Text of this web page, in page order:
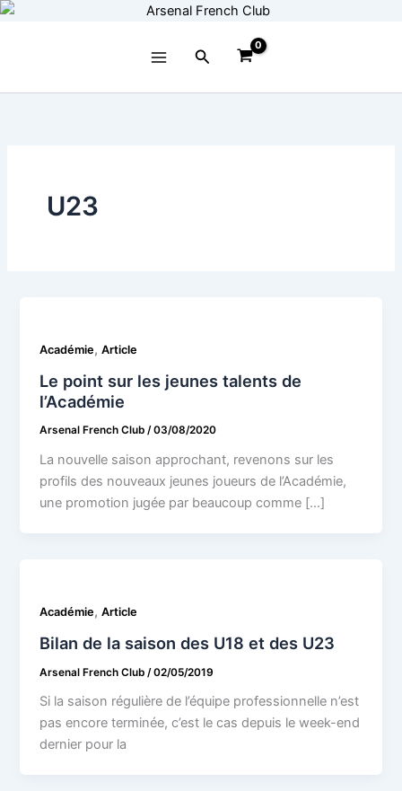
Aller
Rechercher
U23
Académie,Article
Le point sur les jeunes talents de
l’Académie
Arsenal French Club/03/08/2020
La nouvelle saison approchant, revenons sur les
profils des nouveaux jeunes joueurs de l’Académie,
une promotion jugée par beaucoup comme […]
Académie,Article
Bilan de la saison des U18 et des U23
Arsenal French Club /02/05/2019
Si la saison régulière de l’équipe professionnelle n’est
pas encore terminée, c’est le cas depuis le week-end
dernier pour la